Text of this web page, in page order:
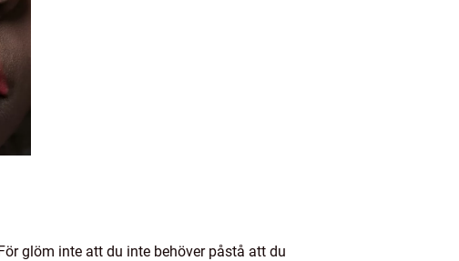
glöm inte att du inte behöver påstå att du